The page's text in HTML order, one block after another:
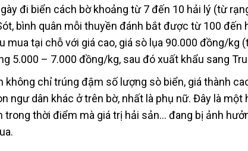
đi biển cách bờ khoảng từ 7 đến 10 hải lý (từ
bình quân mỗi thuyền đánh bắt được từ 100
mua tại chỗ với giá cao, giá sò lụa 90.000 đồng/kg
5.000 – 7.000 đồng/kg, sau đó xuất khẩu sang
không chỉ trúng đậm số lượng sò biển, giá thành
ngư dân khác ở trên bờ, nhất là phụ nữ. Đây là
trong thời điểm mà giá trị hải sản… đang bị ảnh